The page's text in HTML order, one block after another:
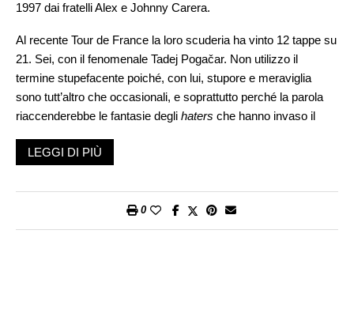
1997 dai fratelli Alex e Johnny Carera.
Al recente Tour de France la loro scuderia ha vinto 12 tappe su
21. Sei, con il fenomenale Tadej Pogačar. Non utilizzo il
termine stupefacente poiché, con lui, stupore e meraviglia
sono tutt’altro che occasionali, e soprattutto perché la parola
riaccenderebbe le fantasie degli haters che hanno invaso il
torneremo più avanti. A completare il trionfo di A&J sono giunte
imporsi in tappe del Giro d’Italia, del Tour de Suisse, e della
Grande Boucle, dove ha vestito la maglia verde di vincitore
della classifica a punti. Un riconoscimento soffiato al belga
LEGGI DI PIÙ
0